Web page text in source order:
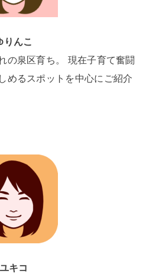
りんこ
の泉区育ち。 現在子育て奮闘
めるスポットを中心にご紹介
ユキコ